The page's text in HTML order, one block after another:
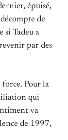
épuisé,
de
si Tadeu a
par des
force. Pour la
qui
va
de 1997,